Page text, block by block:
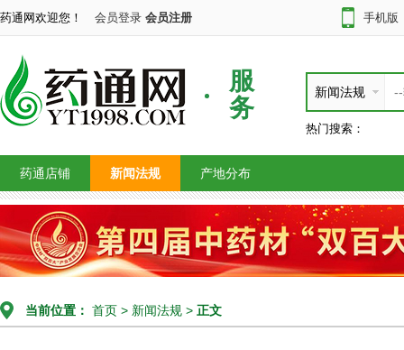
药通网欢迎您！ 会员登录 会员注册 手机版
服
务
新闻法规
热门搜索：
药通店铺 新闻法规 产地分布
当前位置： 首页 > 新闻法规 > 正文